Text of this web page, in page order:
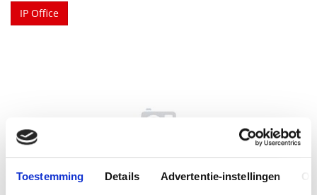
Toestemming Details Advertentie-instellingen
IP Office